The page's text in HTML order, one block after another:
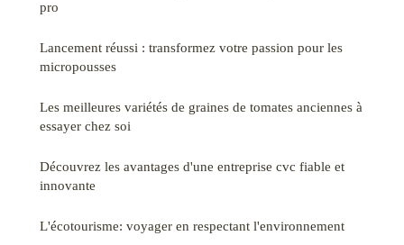
pro
Lancement réussi : transformez votre passion pour les
micropousses
Les meilleures variétés de graines de tomates anciennes à
essayer chez soi
Découvrez les avantages d'une entreprise cvc fiable et
innovante
L'écotourisme: voyager en respectant l'environnement